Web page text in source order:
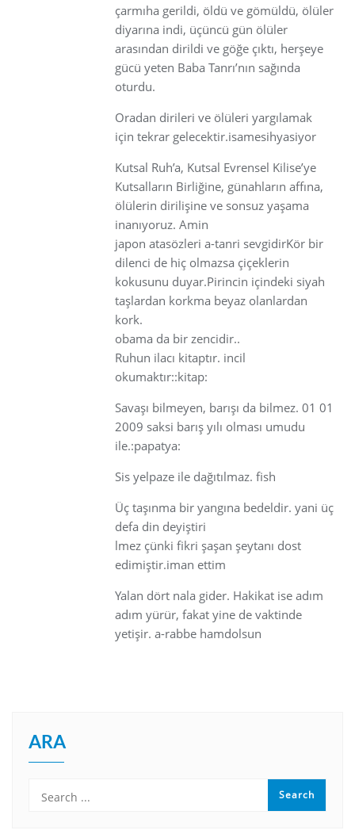
çarmıha gerildi, öldü ve gömüldü, ölüler
diyarına indi, üçüncü gün ölüler
arasından dirildi ve göğe çıktı, herşeye
gücü yeten Baba Tanrı’nın sağında
oturdu.
Oradan dirileri ve ölüleri yargılamak
için tekrar gelecektir.isamesihyasiyor
Kutsal Ruh’a, Kutsal Evrensel Kilise’ye
Kutsalların Birliğine, günahların affına,
ölülerin dirilişine ve sonsuz yaşama
inanıyoruz. Amin
japon atasözleri a-tanri sevgidirKör bir
dilenci de hiç olmazsa çiçeklerin
kokusunu duyar.Pirincin içindeki siyah
taşlardan korkma beyaz olanlardan
kork.
obama da bir zencidir..
Ruhun ilacı kitaptır. incil
okumaktır::kitap:
Savaşı bilmeyen, barışı da bilmez. 01 01
2009 saksi barış yılı olması umudu
ile.:papatya:
Sis yelpaze ile dağıtılmaz. fish
Üç taşınma bir yangına bedeldir. yani üç
defa din deyiştiri
lmez çünki fikri şaşan şeytanı dost
edimiştir.iman ettim
Yalan dört nala gider. Hakikat ise adım
adım yürür, fakat yine de vaktinde
yetişir. a-rabbe hamdolsun
ARA